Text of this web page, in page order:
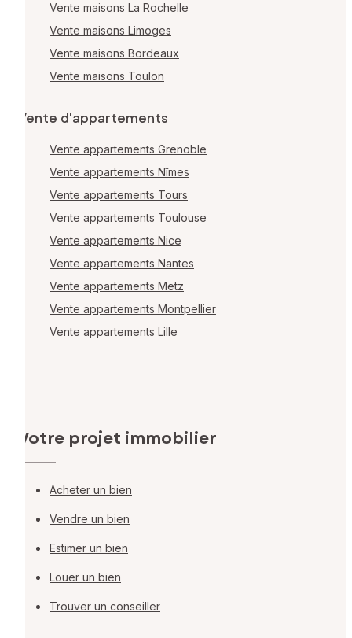
Vente maisons La Rochelle
Vente maisons Limoges
Vente maisons Bordeaux
Vente maisons Toulon
Vente d'appartements
Vente appartements Grenoble
Vente appartements Nîmes
Vente appartements Tours
Vente appartements Toulouse
Vente appartements Nice
Vente appartements Nantes
Vente appartements Metz
Vente appartements Montpellier
Vente appartements Lille
Votre projet immobilier
Acheter un bien
Vendre un bien
Estimer un bien
Louer un bien
Trouver un conseiller